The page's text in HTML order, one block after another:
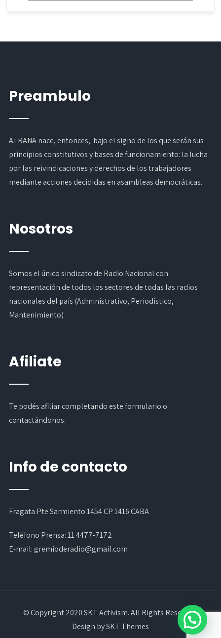
Preambulo
ATRANA nace, entonces, bajo el signo de los que serán sus
principios constitutivos y bases de funcionamiento: la lucha
por las reivindicaciones y derechos de los trabajadores
mediante acciones decididas en asambleas democráticas.
Nosotros
Somos el único sindicato de Radio Nacional con
representación de todos los sectores de todas las radios
nacionales del país (Administrativo, Periodístico,
Mantenimiento)
Afiliate
Te podés afiliar completandoeste formularioo
contactándonos.
Info de contacto
Fragata Pte Sarmiento 1454 CP 1416 CABA
Teléfono Prensa:11 4477-7172
E-mail:gremioderadio@gmail.com
© Copyright 2020 SKT Activism. All Rights Reserved.
Design by SKT Themes